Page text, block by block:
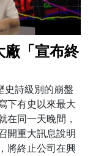
廠「宣布終
史詩級別的崩盤
下有史以來最大
在同一天晚間，
開重大訊息說明
將終止公司在興